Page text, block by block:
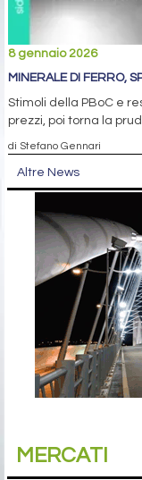
8 gennaio 2026
MINERALE DI FERRO,
Stimoli della PBoC e
prezzi, poi torna la
di Stefano Gennari
Altre News
MERCATI